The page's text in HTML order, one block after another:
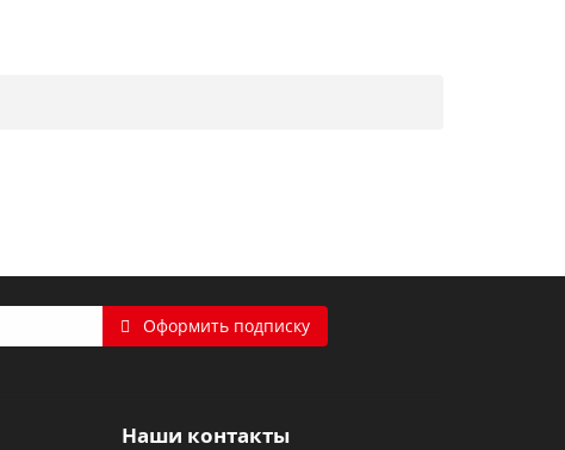
Оформить подписку
Наши контакты